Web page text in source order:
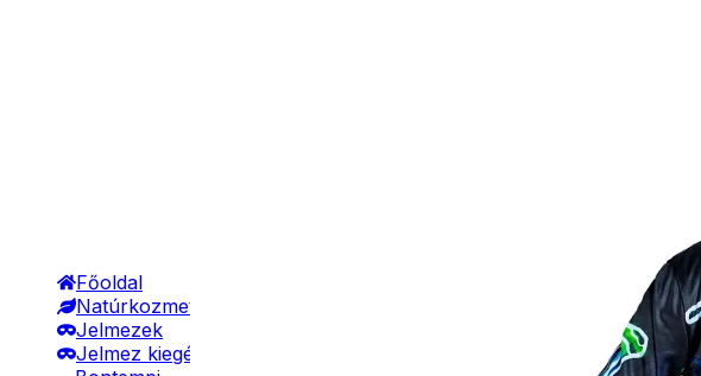
Főoldal
Natúrkozmetikumok
Jelmezek
Jelmez kiegészítők